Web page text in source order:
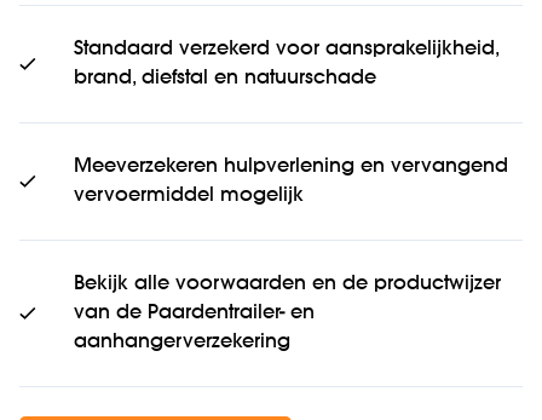
Standaard verzekerd voor aansprakelijkheid,
brand, diefstal en natuurschade
Meeverzekeren hulpverlening en vervangend
vervoermiddel mogelijk
Bekijk alle voorwaarden en de productwijzer
van de Paardentrailer- en
aanhangerverzekering